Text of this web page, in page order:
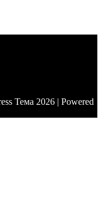
Тема 2026 | Powered